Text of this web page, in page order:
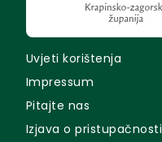
Uvjeti korištenja
Impressum
Pitajte nas
Izjava o pristupačnosti